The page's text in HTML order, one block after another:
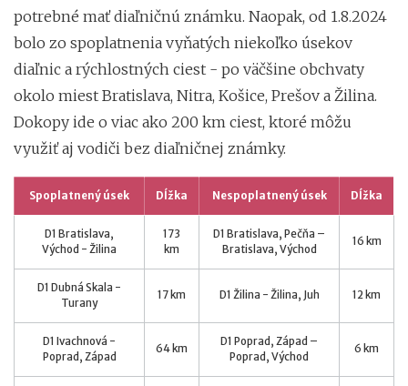
potrebné mať diaľničnú známku. Naopak, od 1.8.2024
bolo zo spoplatnenia vyňatých niekoľko úsekov
diaľnic a rýchlostných ciest - po väčšine obchvaty
okolo miest Bratislava, Nitra, Košice, Prešov a Žilina.
Dokopy ide o viac ako 200 km ciest, ktoré môžu
využiť aj vodiči bez diaľničnej známky.
Spoplatnený úsek Dĺžka Nespoplatnený úsek Dĺžka
D1 Bratislava,
Východ - Žilina
173
km
D1 Bratislava, Pečňa –
Bratislava, Východ
16 km
D1 Dubná Skala -
Turany
17 km D1 Žilina - Žilina, Juh 12 km
D1 Ivachnová -
Poprad, Západ
64 km
D1 Poprad, Západ –
Poprad, Východ
6 km